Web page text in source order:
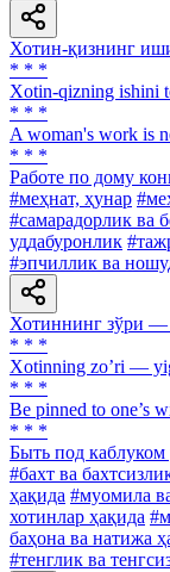
Хотин-қизнинг
* * *
Xotin-qizning ishini
* * *
A woman's work is
* * *
Работе по дому
#меҳнат, ҳунар
#самарадорлик ва
уддабуронлик
#эпчиллик ва
Хотиннинг зўри
* * *
Xotinning zoʼri —
* * *
Be pinned to one’s
* * *
Быть под
#бахт ва
ҳақида #муомила
хотинлар ҳақида
баҳона ва натижа
#тенглик ва